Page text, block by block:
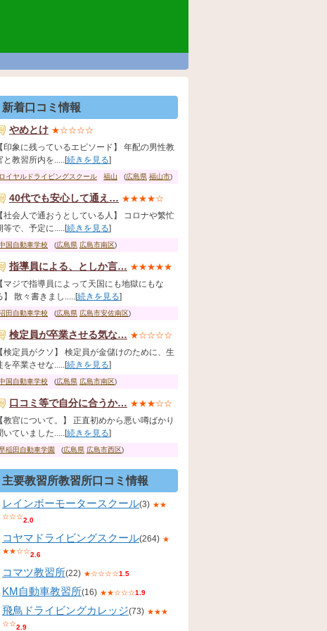
新着口コミ情報
やめとけ ★☆☆☆☆
【印象に残っているエピソード】 年配の男性教
と教習所内を.....[続きを見る]
ロイヤルドライビングスクール 福山 (広島県 福山市)
40代でも安心して通え… ★★★★☆
【社会人で通おうとしている人】 コロナや繁忙
等で、予定に.....[続きを見る]
国自動車学校 (広島県 広島市南区)
指導員による、としか言… ★★★★★
【マジで指導員によって天国にも地獄にもな
】 散々書きまし.....[続きを見る]
田自動車学校 (広島県 広島市安佐南区)
検定員が卒業させる気な… ★☆☆☆☆
【検定員がクソ】 検定員が金儲けのために、生
を卒業させな.....[続きを見る]
国自動車学校 (広島県 広島市南区)
口コミ等で自分に合うか… ★★★☆☆
【教官について。】 正直初めから悪い噂ばかり
いていました.....[続きを見る]
稲田自動車学園 (広島県 広島市西区)
主要教習所教習所口コミ情報
レインボーモータースクール(3) ★★
☆☆☆2.0
コヤマドライビングスクール(264) ★
★★☆☆2.6
コマツ教習所(22) ★☆☆☆☆1.5
KM自動車教習所(16) ★★☆☆☆1.9
飛鳥ドライビングカレッジ(73) ★★★
☆☆2.9